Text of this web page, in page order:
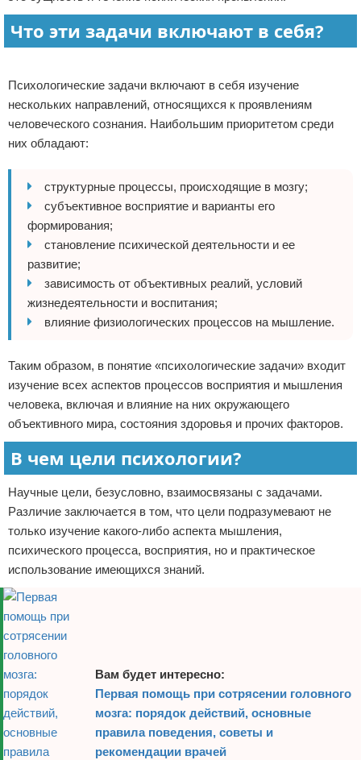
Что эти задачи включают в себя?
Психологические задачи включают в себя изучение
нескольких направлений, относящихся к проявлениям
человеческого сознания. Наибольшим приоритетом среди
них обладают:
структурные процессы, происходящие в мозгу;
субъективное восприятие и варианты его
формирования;
становление психической деятельности и ее
развитие;
зависимость от объективных реалий, условий
жизнедеятельности и воспитания;
влияние физиологических процессов на мышление.
Таким образом, в понятие «психологические задачи» входит
изучение всех аспектов процессов восприятия и мышления
человека, включая и влияние на них окружающего
объективного мира, состояния здоровья и прочих факторов.
В чем цели психологии?
Научные цели, безусловно, взаимосвязаны с задачами.
Различие заключается в том, что цели подразумевают не
только изучение какого-либо аспекта мышления,
психического процесса, восприятия, но и практическое
использование имеющихся знаний.
Вам будет интересно:
Первая помощь при сотрясении головного
мозга: порядок действий, основные
правила поведения, советы и
рекомендации врачей